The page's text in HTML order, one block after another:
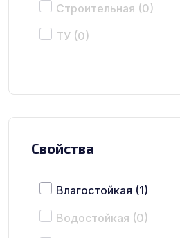
Строительная (0)
ТУ (0)
Свойства
Влагостойкая (1)
Водостойкая (0)